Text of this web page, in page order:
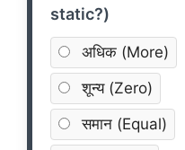
static?)
अधिक (More)
शून्य (Zero)
समान (Equal)